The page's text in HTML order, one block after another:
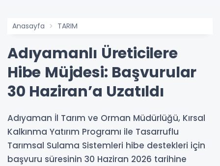
Anasayfa TARIM
Adıyamanlı Üreticilere
Hibe Müjdesi: Başvurular
30 Haziran’a Uzatıldı
Adıyaman İl Tarım ve Orman Müdürlüğü, Kırsal
Kalkınma Yatırım Programı ile Tasarruflu
Tarımsal Sulama Sistemleri hibe destekleri için
başvuru süresinin 30 Haziran 2026 tarihine